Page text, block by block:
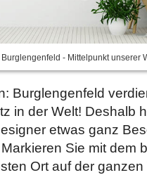
- Mittelpunkt unserer
Burglengenfeld
in der Welt! Deshalb
etwas ganz
Sie mit dem
Ort auf der